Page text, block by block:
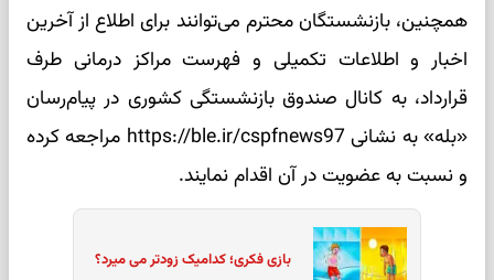
همچنین، بازنشستگان محترم می‌توانند برای اطلاع از آخرین
اخبار و اطلاعات تکمیلی و فهرست مراکز درمانی طرف
قرارداد، به کانال صندوق بازنشستگی کشوری در پیام‌رسان
«بله» به نشانی https://ble.ir/cspfnews97 مراجعه کرده
و نسبت به عضویت در آن اقدام نمایند.
بازی فکری؛ کدامیک زودتر می میرد؟